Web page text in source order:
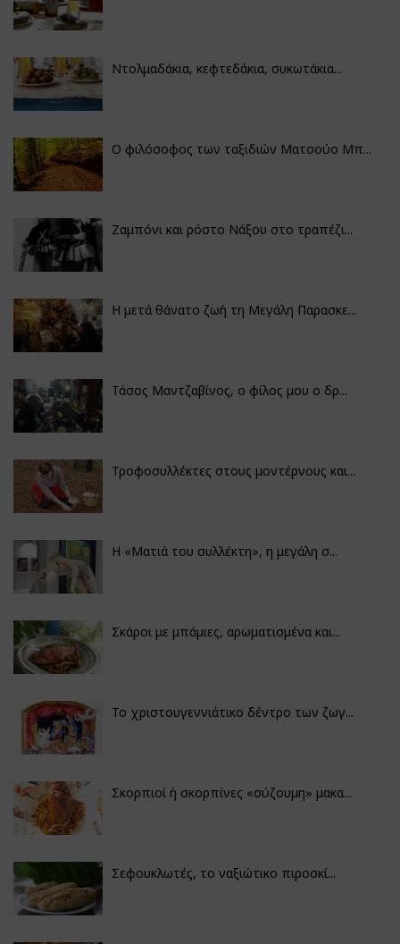
Ντολμαδάκια, κεφτεδάκια, συκωτάκια...
Ο φιλόσοφος των ταξιδιών Ματσούο Μπ...
Ζαμπόνι και ρόστο Νάξου στο τραπέζι...
Η μετά θάνατο ζωή τη Μεγάλη Παρασκε...
Τάσος Μαντζαβίνος, ο φίλος μου ο δρ...
Τροφοσυλλέκτες στους μοντέρνους και...
H «Ματιά του συλλέκτη», η μεγάλη σ...
Σκάροι με μπάμιες, αρωματισμένα και...
Το χριστουγεννιάτικο δέντρο των ζωγ...
Σκορπιοί ή σκορπίνες «σύζουμη» μακα...
Σεφουκλωτές, το ναξιώτικο πιροσκί...